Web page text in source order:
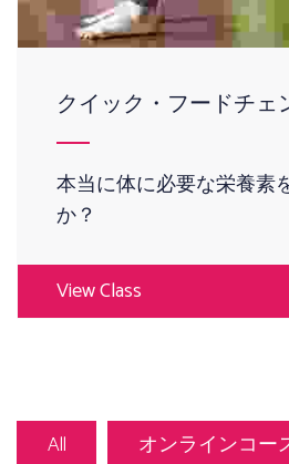
クイック・フードチェ
本当に体に必要な栄養素
か？
View Class
All オンラインコー